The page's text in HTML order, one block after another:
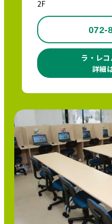
2F
072-
ラ・レ
詳細